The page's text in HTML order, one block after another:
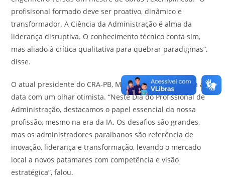
profisisonal formado deve ser proativo, dinâmico e
transformador. A Ciência da Administração é alma da
liderança disruptiva. O conhecimento técnico conta sim,
mas aliado à crítica qualitativa para quebrar paradigmas”,
disse.
O atual presidente do CRA-PB, Marcos Kalebbe, celebra a
data com um olhar otimista. “Neste Dia do Profissional de
Administração, destacamos o papel essencial da nossa
profissão, mesmo na era da IA. Os desafios são grandes,
mas os administradores paraibanos são referência de
inovação, liderança e transformação, levando o mercado
local a novos patamares com competência e visão
estratégica”, falou.